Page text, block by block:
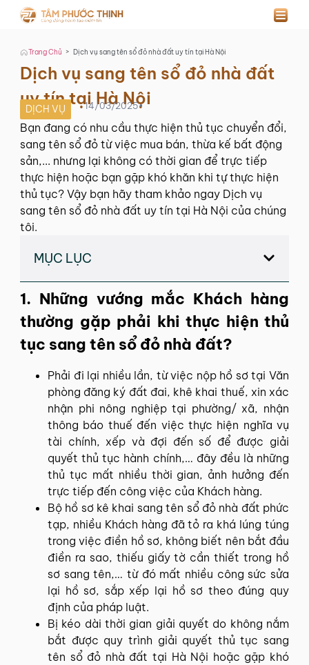
Trang Chủ > Dịch vụ sang tên sổ đỏ nhà đất uy tín tại Hà Nội
Dịch vụ sang tên sổ đỏ nhà đất
uy tín tại Hà Nội
DỊCH VỤ 14/03/2025•
Bạn đang có nhu cầu thực hiện thủ tục chuyển đổi,
sang tên sổ đỏ từ việc mua bán, thừa kế bất động
sản,... nhưng lại không có thời gian để trực tiếp
thực hiện hoặc bạn gặp khó khăn khi tự thực hiện
thủ tục? Vậy bạn hãy tham khảo ngay Dịch vụ
sang tên sổ đỏ nhà đất uy tín tại Hà Nội của chúng
tôi.
MỤC LỤC
1. Những vướng mắc Khách hàng
thường gặp phải khi thực hiện thủ
tục sang tên sổ đỏ nhà đất?
Phải đi lại nhiều lần, từ việc nộp hồ sơ tại Văn
phòng đăng ký đất đai, khê khai thuế, xin xác
nhận phi nông nghiệp tại phường/ xã, nhận
thông báo thuế đến việc thực hiện nghĩa vụ
tài chính, xếp và đợi đến số để được giải
quyết thủ tục hành chính,… đây đều là những
thủ tục mất nhiều thời gian, ảnh hưởng đến
trực tiếp đến công việc của Khách hàng.
Bộ hồ sơ kê khai sang tên sổ đỏ nhà đất phức
tạp, nhiều Khách hàng đã tỏ ra khá lúng túng
trong việc điền hồ sơ, không biết nên bắt đầu
điền ra sao, thiếu giấy tờ cần thiết trong hồ
sơ sang tên,… từ đó mất nhiều công sức sửa
lại hồ sơ, sắp xếp lại hồ sơ theo đúng quy
định của pháp luật.
Bị kéo dài thời gian giải quyết do không nắm
bắt được quy trình giải quyết thủ tục sang
tên sổ đỏ nhà đất tại Hà Nội hoặc gặp khó